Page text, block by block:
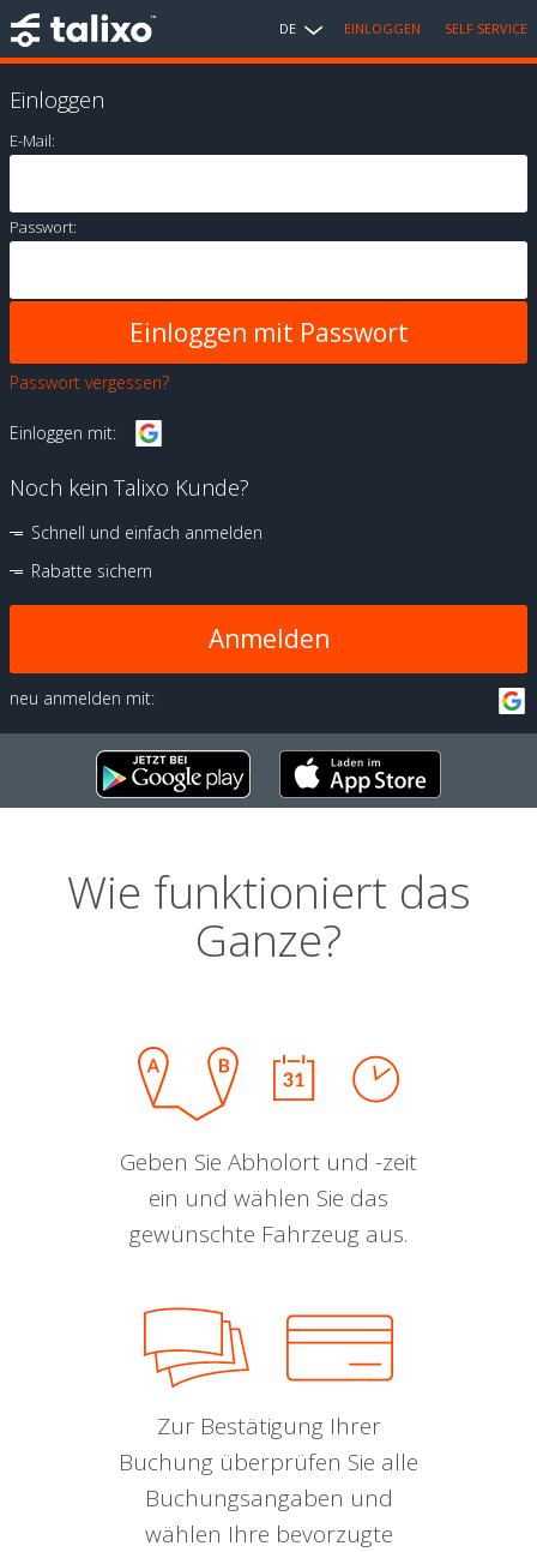
DE EINLOGGEN SELF SERVICE
Einloggen
E-Mail:
Passwort:
Passwort vergessen?
Einloggen mit:
Noch kein Talixo Kunde?
Schnell und einfach anmelden
Rabatte sichern
Anmelden
neu anmelden mit:
Wie funktioniert das
Ganze?
Geben Sie Abholort und -zeit
ein und wählen Sie das
gewünschte Fahrzeug aus.
Zur Bestätigung Ihrer
Buchung überprüfen Sie alle
Buchungsangaben und
wählen Ihre bevorzugte